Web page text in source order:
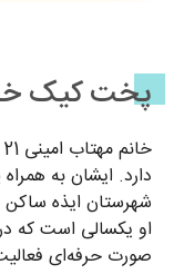
پخت کیک
دارد. ایشان به
شهرستان ایذه
او یکسالی است که
صورت حرفه‌ای